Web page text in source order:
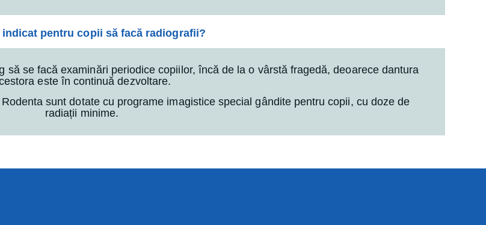
indicat pentru copii să facă radiografii?
se facă examinări periodice copiilor, încă de la o vârstă fragedă, deoarece dantura
este în continuă dezvoltare.
sunt dotate cu programe imagistice special gândite pentru copii, cu doze de
radiații minime.